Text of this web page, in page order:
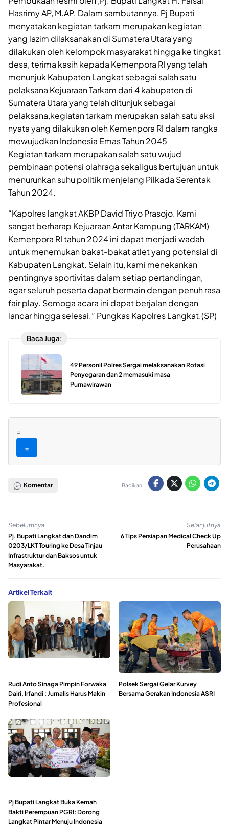
Hasrimy AP, M.AP. Dalam sambutannya, Pj Bupati
menyatakan kegiatan tarkam merupakan kegiatan
yang lazim dilaksanakan di Sumatera Utara yang
dilakukan oleh kelompok masyarakat hingga ke tingkat
desa, terima kasih kepada Kemenpora RI yang telah
menunjuk Kabupaten Langkat sebagai salah satu
pelaksana Kejuaraan Tarkam dari 4 kabupaten di
Sumatera Utara yang telah ditunjuk sebagai
pelaksana,kegiatan tarkam merupakan salah satu aksi
nyata yang dilakukan oleh Kemenpora RI dalam rangka
mewujudkan Indonesia Emas Tahun 2045
Kegiatan tarkam merupakan salah satu wujud
pembinaan potensi olahraga sekaligus bertujuan untuk
menurunkan suhu politik menjelang Pilkada Serentak
Tahun 2024.
“Kapolres langkat AKBP David Triyo Prasojo. Kami
sangat berharap Kejuaraan Antar Kampung (TARKAM)
Kemenpora RI tahun 2024 ini dapat menjadi wadah
untuk menemukan bakat-bakat atlet yang potensial di
Kabupaten Langkat. Selain itu, kami menekankan
pentingnya sportivitas dalam setiap pertandingan,
agar seluruh peserta dapat bermain dengan penuh rasa
fair play. Semoga acara ini dapat berjalan dengan
lancar hingga selesai.” Pungkas Kapolres Langkat.(SP)
Baca Juga:
49 Personil Polres Sergai melaksanakan Rotasi
Penyegaran dan 2 memasuki masa
Purnawirawan
=
=
Komentar Bagikan:
Sebelumnya
Pj. Bupati Langkat dan Dandim
0203/LKT Touring ke Desa Tinjau
Infrastruktur dan Baksos untuk
Masyarakat.
Selanjutnya
6 Tips Persiapan Medical Check Up
Perusahaan
Artikel Terkait
Rudi Anto Sinaga Pimpin Forwaka
Dairi, Irfandi : Jurnalis Harus Makin
Profesional
Polsek Sergai Gelar Kurvey
Bersama Gerakan Indonesia ASRI
Pj Bupati Langkat Buka Kemah
Bakti Perempuan PGRI: Dorong
Langkat Pintar Menuju Indonesia